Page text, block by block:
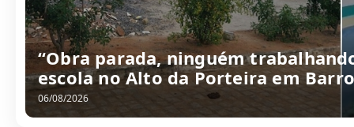
/
0
8
/
2
0
2
6